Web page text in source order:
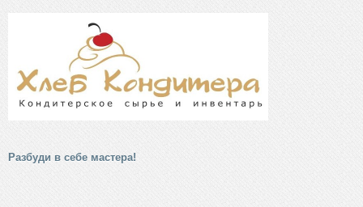
Разбуди в себе мастера!